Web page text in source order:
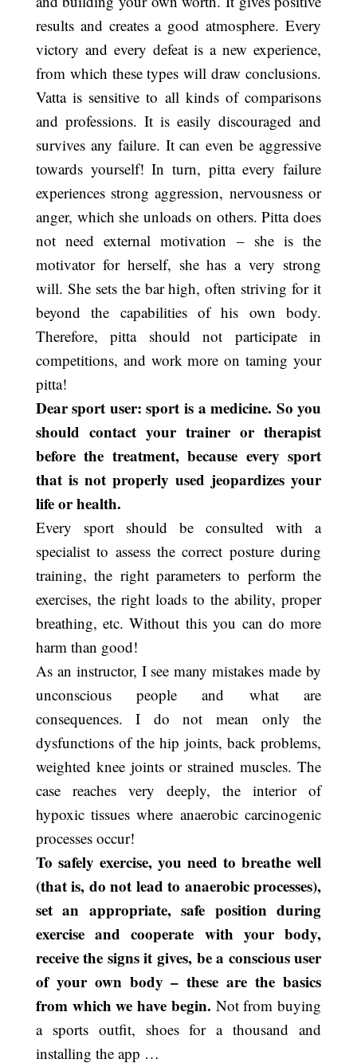
results and creates a good atmosphere. Every
victory and every defeat is a new experience,
from which these types will draw conclusions.
Vatta is sensitive to all kinds of comparisons
and professions. It is easily discouraged and
survives any failure. It can even be aggressive
towards yourself! In turn, pitta every failure
experiences strong aggression, nervousness or
anger, which she unloads on others. Pitta does
not need external motivation – she is the
motivator for herself, she has a very strong
will. She sets the bar high, often striving for it
beyond the capabilities of his own body.
Therefore, pitta should not participate in
competitions, and work more on taming your
pitta!
Dear sport user: sport is a medicine. So you
should contact your trainer or therapist
before the treatment, because every sport
that is not properly used jeopardizes your
life or health.
Every sport should be consulted with a
specialist to assess the correct posture during
training, the right parameters to perform the
exercises, the right loads to the ability, proper
breathing, etc. Without this you can do more
harm than good!
As an instructor, I see many mistakes made by
unconscious people and what are
consequences. I do not mean only the
dysfunctions of the hip joints, back problems,
weighted knee joints or strained muscles. The
case reaches very deeply, the interior of
hypoxic tissues where anaerobic carcinogenic
processes occur!
To safely exercise, you need to breathe well
(that is, do not lead to anaerobic processes),
set an appropriate, safe position during
exercise and cooperate with your body,
receive the signs it gives, be a conscious user
of your own body – these are the basics
from which we have begin. Not from buying
a sports outfit, shoes for a thousand and
installing the app …